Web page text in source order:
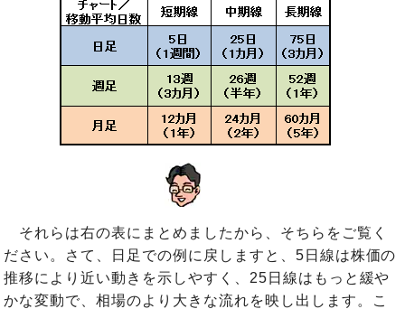
それらは右の表にまとめましたから、そちらをご覧く
ださい。さて、日足での例に戻しますと、5日線は株価の
推移により近い動きを示しやすく、25日線はもっと緩や
かな変動で、相場のより大きな流れを映し出します。こ